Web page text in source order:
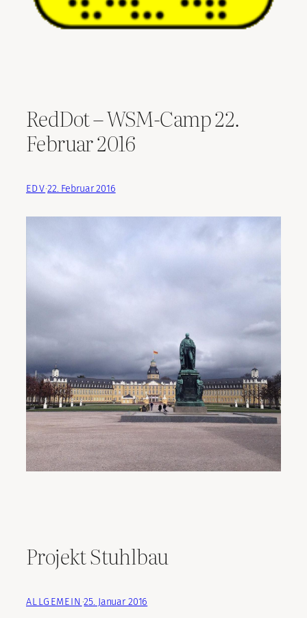
RedDot – WSM-Camp 22.
Februar 2016
EDV·22. Februar 2016
Projekt Stuhlbau
ALLGEMEIN ·25. Januar 2016